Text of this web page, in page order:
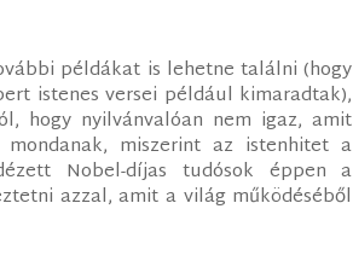
példákat is lehetne találni (hogy
istenes versei például kimaradtak),
hogy nyilvánvalóan nem igaz, amit
miszerint az istenhitet a
Nobel-díjas tudósok éppen a
azzal, amit a világ működéséből